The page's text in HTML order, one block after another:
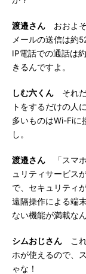
渡邉さん おおよそ
メールの送信は約
IP電話での通話は
きるんですよ。
しむ六くん それだ
トをするだけの人
多いものはWi-Fiに
し。
渡邉さん 「スマ
ュリティサービス
で、セキュリティ
遠隔操作による端
ない機能が満載なん
シムおじさん これ
ホが使えるので、
ゃな！